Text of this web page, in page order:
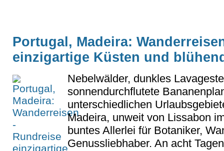
Portugal, Madeira:
einzigartige Küsten und
Nebelwälder, dunkles
sonnendurchflutete
unterschiedlichen
Madeira, unweit von Lissabon
buntes Allerlei für Botaniker,
Genussliebhaber. An acht